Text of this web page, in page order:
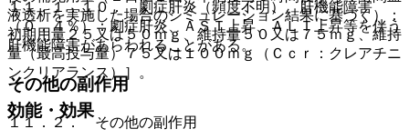
１１．１．１０． 劇症肝炎（頻度不明）、肝機能障害
（０．４％）：劇症肝炎、ＡＳＴ上昇、ＡＬＴ上昇等を伴う
肝機能障害があらわれることがある。
その他の副作用
１１．２． その他の副作用
液透析を実施した場合のシミュレーション結果に基づく）：
初期用量２５又は５０ｍｇ、維持量５０又は７５ｍｇ、維持
量（最高投与量）７５又は１００ｍｇ（Ｃｃｒ：クレアチニ
ンクリアランス）］。
効能・効果